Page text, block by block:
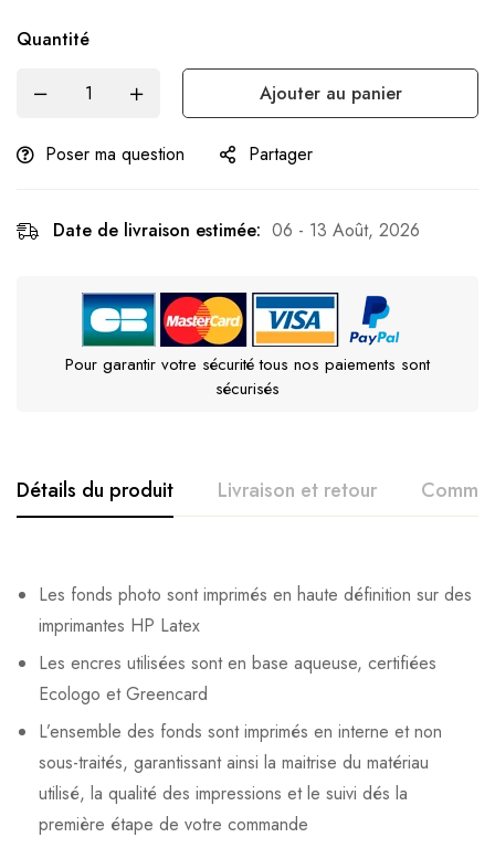
Quantité
Ajouter au panier
Poser ma question Partager
Date de livraison estimée: 06 - 13 Août, 2026
Pour garantir votre sécurité tous nos paiements sont
sécurisés
Détails du produit Livraison et retour
Les fonds photo sont imprimés en haute définition sur des
imprimantes HP Latex
Les encres utilisées sont en base aqueuse, certifiées
Ecologo et Greencard
L’ensemble des fonds sont imprimés en interne et non
sous-traités, garantissant ainsi la maitrise du matériau
utilisé, la qualité des impressions et le suivi dés la
première étape de votre commande